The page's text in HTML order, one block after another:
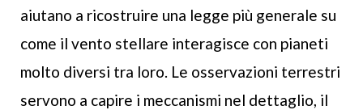
aiutano a ricostruire una legge più generale su
come il vento stellare interagisce con pianeti
molto diversi tra loro. Le osservazioni terrestri
servono a capire i meccanismi nel dettaglio, il